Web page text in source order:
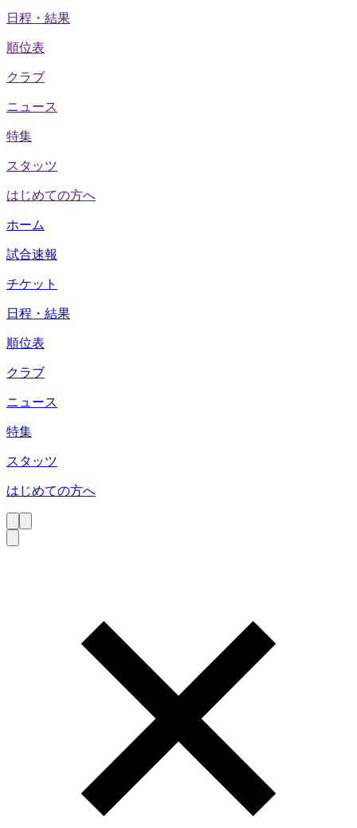
日程・結果
順位表
クラブ
ニュース
特集
スタッツ
はじめての方へ
ホーム
試合速報
チケット
日程・結果
順位表
クラブ
ニュース
特集
スタッツ
はじめての方へ